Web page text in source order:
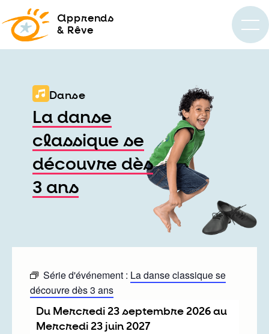
apprends
& Rêve
Danse
La danse
classique se
découvre dès
3 ans
Série d'événement : La danse classique se
découvre dès 3 ans
Du mercredi 23 septembre 2026au
mercredi 23 juin 2027